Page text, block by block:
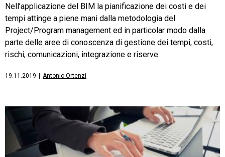
Nell’applicazione del BIM la pianificazione dei costi e dei
tempi attinge a piene mani dalla metodologia del
Project/Program management ed in particolar modo dalla
parte delle aree di conoscenza di gestione dei tempi, costi,
rischi, comunicazioni, integrazione e riserve.
19.11.2019 Antonio Ortenzi